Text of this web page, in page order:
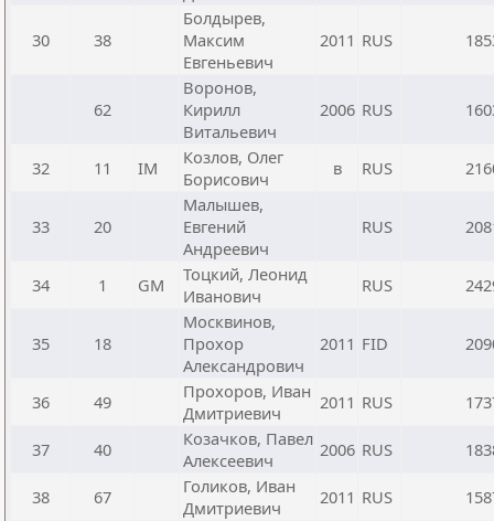
30 38
Болдырев,
Максим
Евгеньевич
2011 RUS
62
Воронов,
Кирилл
Витальевич
2006 RUS
32 11 IM
Козлов, Олег
Борисович
в RUS
33 20
Малышев,
Евгений
Андреевич
RUS
34 1 GM
Тоцкий, Леонид
Иванович
RUS
35 18
Москвинов,
Прохор
Александрович
2011 FID
36 49
Прохоров, Иван
Дмитриевич
2011 RUS
37 40
Козачков, Павел
Алексеевич
2006 RUS
38 67
Голиков, Иван
Дмитриевич
2011 RUS